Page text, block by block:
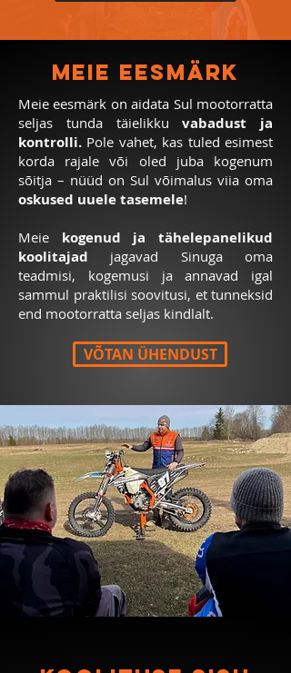
meie eesmärk
Meie eesmärk on aidata Sul mootorratta
seljas tunda täielikkuvabadust ja
kontrolli. Pole vahet, kas tuled esimest
korda rajale või oled juba kogenum
sõitja – nüüd on Sul võimalus viia oma
oskused uuele tasemele!
Meie kogenud ja tähelepanelikud
koolitajad jagavad Sinuga oma
teadmisi, kogemusi ja annavad igal
sammul praktilisi soovitusi, et tunneksid
end mootorratta seljas kindlalt.
VÕTAN ÜHENDUST